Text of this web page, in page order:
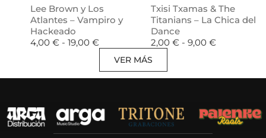
Lee Brown y Los
Atlantes – Vampiro y
Hackeado
4,00 € - 19,00 €
Txisi Txamas & The
Titanians – La Chica del
Dance
2,00 € - 9,00 €
VER MÁS